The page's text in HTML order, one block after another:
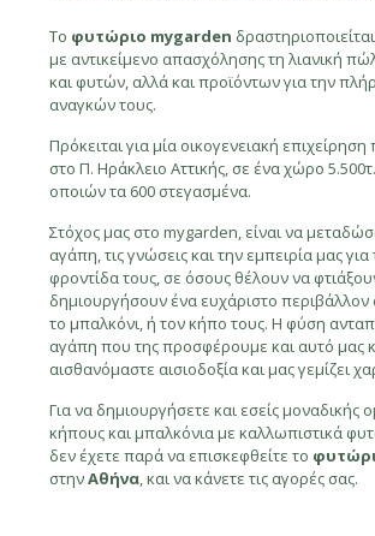
Το φυτώριο mygarden
με αντικείμενο απασχόλησης τη λιανική
και φυτών, αλλά και προϊόντων για την
αναγκών τους.
Πρόκειται για μία οικογενειακή
στο Π. Ηράκλειο Αττικής, σε ένα χώρο
οποιών τα 600 στεγασμένα.
Στόχος μας στο mygarden, είναι να
αγάπη, τις γνώσεις και την εμπειρία μας
φροντίδα τους, σε όσους θέλουν να
δημιουργήσουν ένα ευχάριστο περιβάλλον
το μπαλκόνι, ή τον κήπο τους. Η φύση
αγάπη που της προσφέρουμε και αυτό μας
αισθανόμαστε αισιοδοξία και μας γεμίζει
Για να δημιουργήσετε και εσείς μοναδικής
κήπους και μπαλκόνια με καλλωπιστικά
δεν έχετε παρά να επισκεφθείτε το
στηνΑθήνα, και να κάνετε τις αγορές σας.